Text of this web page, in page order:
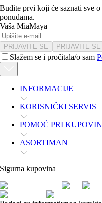
Budite prvi koji će saznati sve
ponudama.
Vaša MiaMaya
PRIJAVITE SE PRIJAVITE SE
Slažem se i pročitala/o sam
INFORMACIJE
KORISNIČKI SERVIS
POMOĆ PRI
ASORTIMAN
Sigurna kupovina